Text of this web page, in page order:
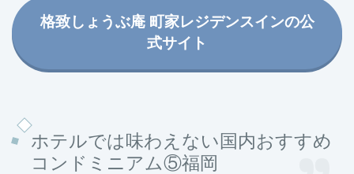
格致しょうぶ庵 町家レジデンスインの公
式サイト
ホテルでは味わえない国内おすすめ
コンドミニアム⑤福岡